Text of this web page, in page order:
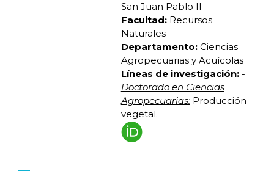
San Juan Pablo II
Facultad:Recursos
Naturales
Departamento:Ciencias
Agropecuarias y Acuícolas
Líneas de investigación: -
Doctorado en Ciencias
Agropecuarias: Producción
vegetal.